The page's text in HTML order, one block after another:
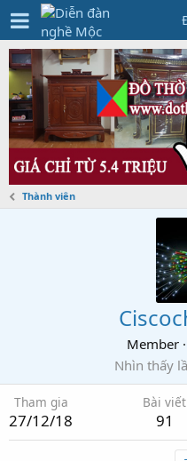
Thành viên
Member ·
Nhìn thấy
Tham gia
27/12/18
Bài viết
91